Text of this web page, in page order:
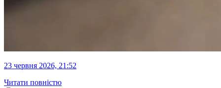
23 червня 2026, 21:52
Читати повністю